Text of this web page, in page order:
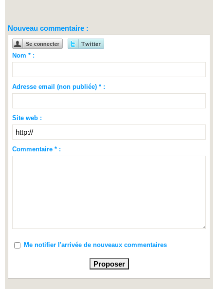
Nouveau commentaire :
Nom * :
Adresse email (non publiée) * :
Site web :
Commentaire * :
Me notifier l'arrivée de nouveaux commentaires